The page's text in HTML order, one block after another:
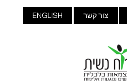
ENGLISH צור קשר